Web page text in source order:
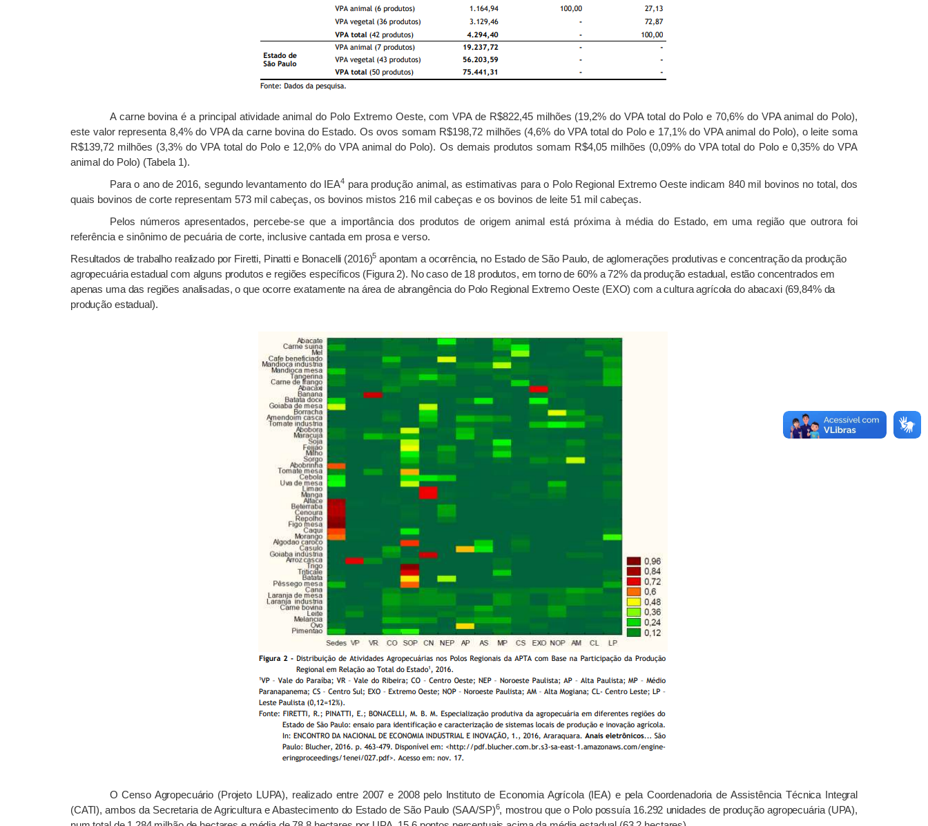
A carne bovina é a principal atividade animal do Polo Extremo Oeste, com VPA de R$822,45 milhões (19,2% do VPA total do Polo e 70,6% do VPA animal do Polo),
este valor representa 8,4% do VPA da carne bovina do Estado. Os ovos somam R$198,72 milhões (4,6% do VPA total do Polo e 17,1% do VPA animal do Polo), o leite soma
R$139,72 milhões (3,3% do VPA total do Polo e 12,0% do VPA animal do Polo). Os demais produtos somam R$4,05 milhões (0,09% do VPA total do Polo e 0,35% do VPA
animal do Polo) (Tabela 1).
Para o ano de 2016, segundo levantamento do IEA4 para produção animal, as estimativas para o Polo Regional Extremo Oeste indicam 840 mil bovinos no total, dos
quais bovinos de corte representam 573 mil cabeças, os bovinos mistos 216 mil cabeças e os bovinos de leite 51 mil cabeças.
Pelos números apresentados, percebe-se que a importância dos produtos de origem animal está próxima à média do Estado, em uma região que outrora foi
referência e sinônimo de pecuária de corte, inclusive cantada em prosa e verso.
Resultados de trabalho realizado por Firetti, Pinatti e Bonacelli (2016)5 apontam a ocorrência, no Estado de São Paulo, de aglomerações produtivas e concentração da produção
agropecuária estadual com alguns produtos e regiões específicos (Figura 2). No caso de 18 produtos, em torno de 60% a 72% da produção estadual, estão concentrados em
apenas uma das regiões analisadas, o que ocorre exatamente na área de abrangência do Polo Regional Extremo Oeste (EXO) com a cultura agrícola do abacaxi (69,84% da
produção estadual).
O Censo Agropecuário (Projeto LUPA), realizado entre 2007 e 2008 pelo Instituto de Economia Agrícola (IEA) e pela Coordenadoria de Assistência Técnica Integral
(CATI), ambos da Secretaria de Agricultura e Abastecimento do Estado de São Paulo (SAA/SP)6, mostrou que o Polo possuía 16.292 unidades de produção agropecuária (UPA),